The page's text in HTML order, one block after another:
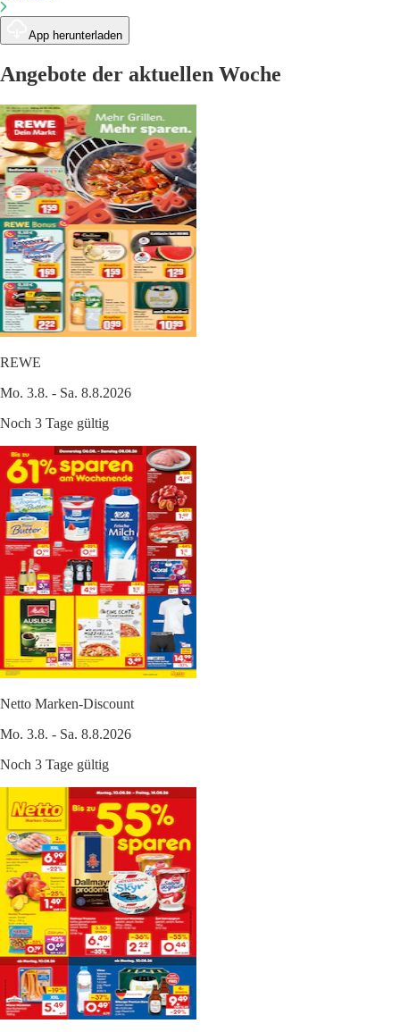
App herunterladen
Angebote der aktuellen Woche
REWE
Mo. 3.8. - Sa. 8.8.2026
Noch 3 Tage gültig
Netto Marken-Discount
Mo. 3.8. - Sa. 8.8.2026
Noch 3 Tage gültig